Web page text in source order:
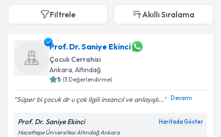
Filtrele Akıllı Sıralama
Prof. Dr. Saniye Ekinci
Çocuk Cerrahisi
Ankara, Altındağ
5 (1 Değerlendirme)
Süper bi çocuk dr u çok ilgili insancıl ve anlayışlı... Devamı
Prof. Dr. Saniye Ekinci Haritada Göster
Hacettepe Üniversitesi Altındağ Ankara